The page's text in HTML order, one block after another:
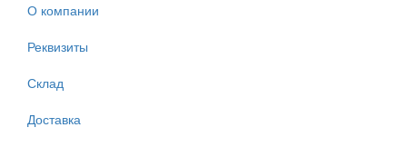
О компании
Реквизиты
Склад
Доставка